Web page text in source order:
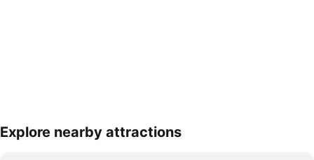
Ανάπτυξη χάρτη
Explore nearby attractions